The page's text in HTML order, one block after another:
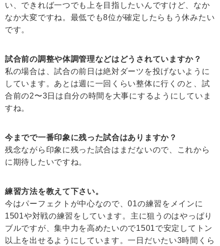
い、できれば一つでも上を目指したいんですけど、なか
なか大変ですね。最低でも8位が確定したらもう休みたい
です。
試合前の調整や体調管理などはどうされていますか？
私の場合は、試合の前日は絶対ダーツを投げないように
しています。あとは週に一回くらい整体に行くのと、試
合前の2〜3日は自分の時間を大事にするようにしていま
すね。
今までで一番印象に残った試合はありますか？
残念ながら印象に残った試合はまだないので、これから
に期待したいですね。
練習方法を教えて下さい。
今はパーフェクトが中心なので、01の練習をメインに
1501や対戦の練習をしています。主に狙うのはやっぱり
ブルですが、集中力を高めたいので1501で安定してトン
以上を出せるようにしています。一日だいたい3時間くら